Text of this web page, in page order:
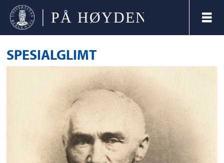
SPESIALGLIMT